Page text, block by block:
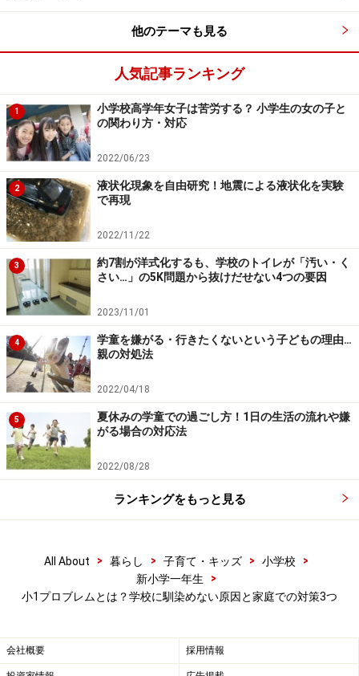
が感じる不安について」国立オリンピック記念青少年総合セ
ンター紀要、2007.4
書店には「小学校入学準備◯◯ドリル」などが多数並ん
でいます。またネット上にも小学校入学を控えた子ども
を対象としたアプリなどもたくさんあります。親の立場
として「せめてひらがなは書けるようにしておかなけれ
ば……」「簡単な足し算はできるようにしておかなけれ
ば……」と先取りして勉強に取り組ませることが多いでし
ょう。
しかし、小学校の入学時における子どもが抱えている不
安について調べた研究によると、実は
もが小学校入学後、勉強では苦労していないということ
が分かります。
入学時は学習面に不安を持っている子どもも一定数いま
す。それは、親が子どもに向かって「小学校は勉強する
所だから、しっかりやるように」というような声掛けを
していることが影響しているのではと思います。
しかし、学習面の不安は6月、9月と大幅に減っていきま
先ほど書いたように幼保との関連を意識したような「ス
タートカリキュラム」を実施している学校が多いです。
と関わることの中で、遊びと織り交ぜたアクティビティ
を通して学習に入ることができます。
他のテーマも見る
人気記事ランキング
1
小学校高学年女子は苦労する？ 小学生の女の子と
の関わり方・対応
2022/06/23
2
液状化現象を自由研究！地震による液状化を実験
で再現
2022/11/22
3
約7割が洋式化するも、学校のトイレが「汚い・く
さい…」の5K問題から抜けだせない4つの要因
2023/11/01
4
学童を嫌がる・行きたくないという子どもの理由…
親の対処法
2022/04/18
5
夏休みの学童での過ごし方！1日の生活の流れや嫌
がる場合の対応法
2022/08/28
ランキングをもっと見る
All About > 暮らし > 子育て・キッズ > 小学校
>
新小学一年生
>
小1プロブレムとは？学校に馴染めない原因と家庭での対策3つ
会社概要 採用情報